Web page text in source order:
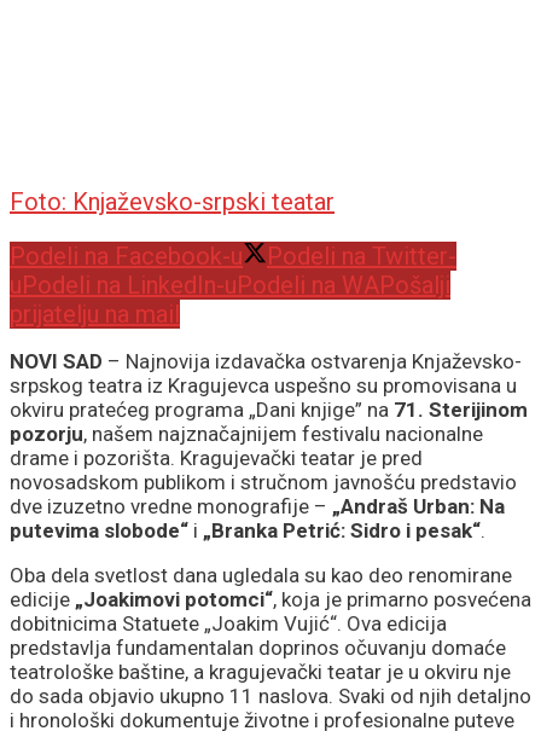
Foto: Knjaževsko-srpski teatar
Podeli na Facebook-u
Podeli na Twitter-
u Podeli na LinkedIn-u Podeli na WAPošalji
prijatelju na mail
NOVI SAD – Najnovija izdavačka ostvarenja Knjaževsko-
srpskog teatra iz Kragujevca uspešno su promovisana u
okviru pratećeg programa „Dani knjige” na 71. Sterijinom
pozorju, našem najznačajnijem festivalu nacionalne
drame i pozorišta. Kragujevački teatar je pred
novosadskom publikom i stručnom javnošću predstavio
dve izuzetno vredne monografije – „Andraš Urban: Na
putevima slobode“ i „Branka Petrić: Sidro i pesak“.
Oba dela svetlost dana ugledala su kao deo renomirane
edicije „Joakimovi potomci“, koja je primarno posvećena
dobitnicima Statuete „Joakim Vujić“. Ova edicija
predstavlja fundamentalan doprinos očuvanju domaće
teatrološke baštine, a kragujevački teatar je u okviru nje
do sada objavio ukupno 11 naslova. Svaki od njih detaljno
i hronološki dokumentuje životne i profesionalne puteve